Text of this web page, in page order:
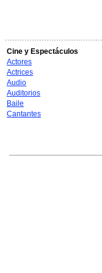
Cine y Espectáculos
Actores
Actrices
Audio
Auditorios
Baile
Cantantes